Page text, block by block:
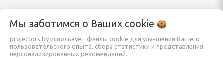
Каталог
Проекторы
Информация
Заказать
Мы заботимся о Ваших cookie
projectors.by использует файлы cookie для улучшения Вашего
пользовательского опыта, сбора статистики и представления
персонализированных рекомендаций.